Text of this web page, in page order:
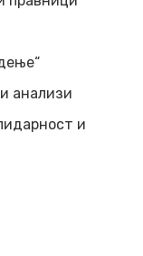
анализи
и